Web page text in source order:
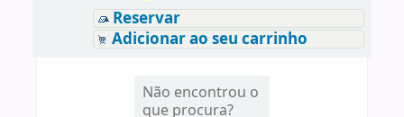
Reservar
Adicionar ao seu carrinho
Não encontrou o
que procura?